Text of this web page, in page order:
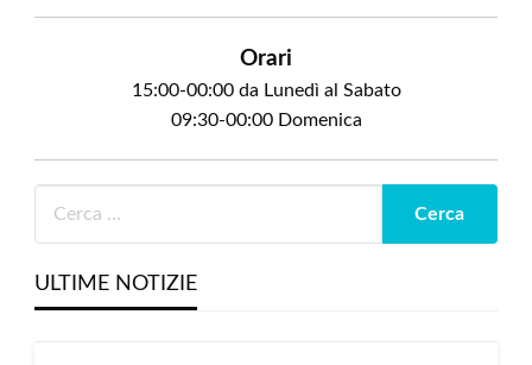
Orari
15:00-00:00 da Lunedì al Sabato
09:30-00:00 Domenica
ULTIME NOTIZIE